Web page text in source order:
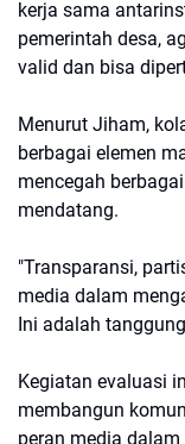
kerja sama
pemerintah desa,
valid dan bisa
Menurut Jiham,
berbagai elemen
mencegah
mendatang.
"Transparansi,
media dalam
Ini adalah
Kegiatan evaluasi
membangun
peran media